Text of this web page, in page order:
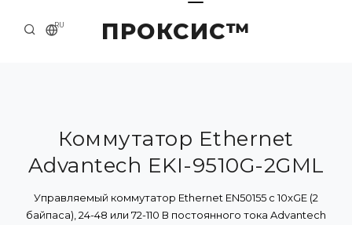
ПРОКСИС™
RU
О КОМПАНИИ
ПРИМЕРЫ И РЕШЕНИЯ
КАТАЛОГ ПРОДУКЦИИ
Коммутатор Ethernet
Advantech EKI-9510G-2GML
Управляемый коммутатор Ethernet EN50155 с 10xGE (2
байпаса), 24-48 или 72-110 В постоянного тока Advantech